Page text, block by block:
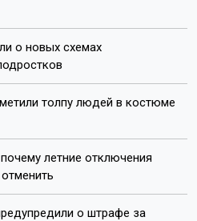
о новых схемах
толпу людей в костюме
летние отключения
о штрафе за